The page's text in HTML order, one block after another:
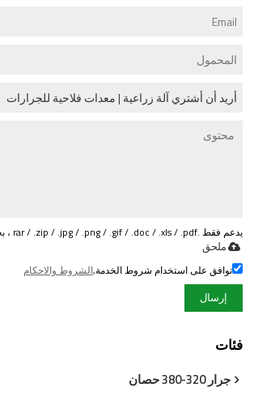
يدعم فقط .rar / .zip / .jpg / .png / .gif / .doc / .xls / .pdf ، بحد أقصى 20 ميجا
ملحق
توافق على استخدام شروط الخدمة,الشروط والاحكام
إرسال
فئات
جرار 320-380 حصان